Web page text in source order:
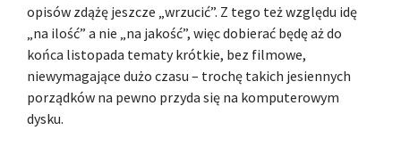
opisów zdążę jeszcze „wrzucić”. Z tego też względu idę
„na ilość” a nie „na jakość”, więc dobierać będę aż do
końca listopada tematy krótkie, bez filmowe,
niewymagające dużo czasu – trochę takich jesiennych
porządków na pewno przyda się na komputerowym
dysku.